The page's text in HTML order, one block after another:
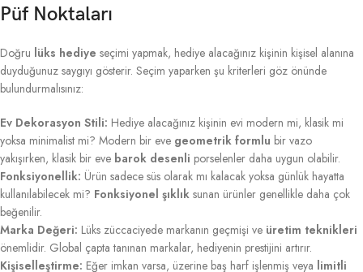
Püf Noktaları
Doğru lüks hediye seçimi yapmak, hediye alacağınız kişinin kişisel alanına
duyduğunuz saygıyı gösterir. Seçim yaparken şu kriterleri göz önünde
bulundurmalısınız:
Ev Dekorasyon Stili: Hediye alacağınız kişinin evi modern mi, klasik mi
yoksa minimalist mi? Modern bir eve geometrik formlu bir vazo
yakışırken, klasik bir eve barok desenli porselenler daha uygun olabilir.
Fonksiyonellik: Ürün sadece süs olarak mı kalacak yoksa günlük hayatta
kullanılabilecek mi? Fonksiyonel şıklık sunan ürünler genellikle daha çok
beğenilir.
Marka Değeri: Lüks züccaciyede markanın geçmişi ve üretim teknikleri
önemlidir. Global çapta tanınan markalar, hediyenin prestijini artırır.
Kişiselleştirme: Eğer imkan varsa, üzerine baş harf işlenmiş veya limitli